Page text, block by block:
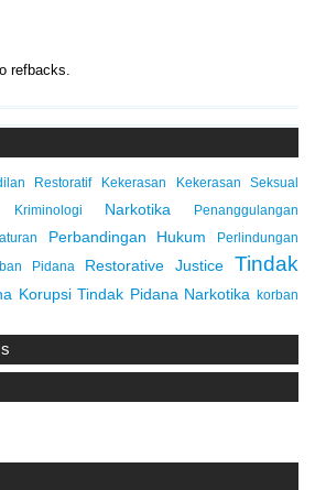
Restoratif Kekerasan Kekerasan Seksual
Kriminologi Narkotika Penanggulangan
Perbandingan Hukum
Perlindungan
Pidana Restorative Justice
Tindak
Korupsi Tindak Pidana Narkotika korban
refbacks.